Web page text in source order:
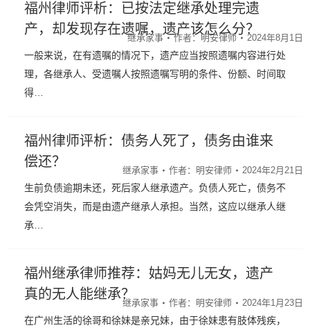
福州律师评析：已按法定继承处理完遗
产，却发现存在遗嘱，遗产该怎么分？
继承家事 作者： 明安律师 2024年8月1日
一般来说，在有遗嘱的情况下，遗产应当按照遗嘱内容进行处
理，各继承人、受遗嘱人按照遗嘱写明的条件、份额、时间取
得…
福州律师评析：债务人死了，债务由谁来
偿还？
继承家事 作者： 明安律师 2024年2月21日
生前负债逾期未还，死后家人继承遗产。负债人死亡，债务不
会凭空消失，而是由遗产继承人承担。当然，这应以继承人继
承…
福州继承律师推荐：姑妈无儿无女，遗产
真的无人能继承？
继承家事 作者： 明安律师 2024年1月23日
在广州生活的徐哥和徐妹是亲兄妹，由于徐妹患有肢体残疾，